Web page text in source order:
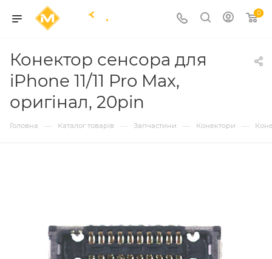
0
Конектор сенсора для
iPhone 11/11 Pro Max,
оригінал, 20pin
Головна — Каталог товарів — Запчастини — Конектори —